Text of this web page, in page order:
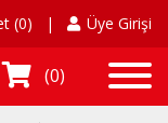
(0) | Üye Girişi
0